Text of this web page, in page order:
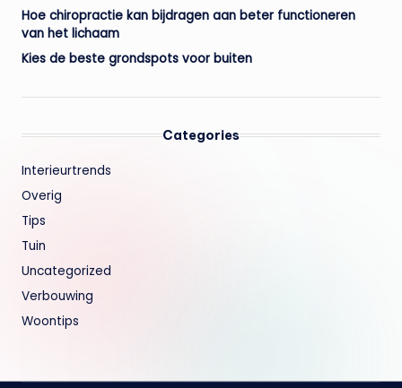
Hoe chiropractie kan bijdragen aan beter functioneren
van het lichaam
Kies de beste grondspots voor buiten
Categories
Interieurtrends
Overig
Tips
Tuin
Uncategorized
Verbouwing
Woontips